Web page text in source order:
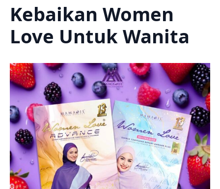
Kebaikan Women
Love Untuk Wanita